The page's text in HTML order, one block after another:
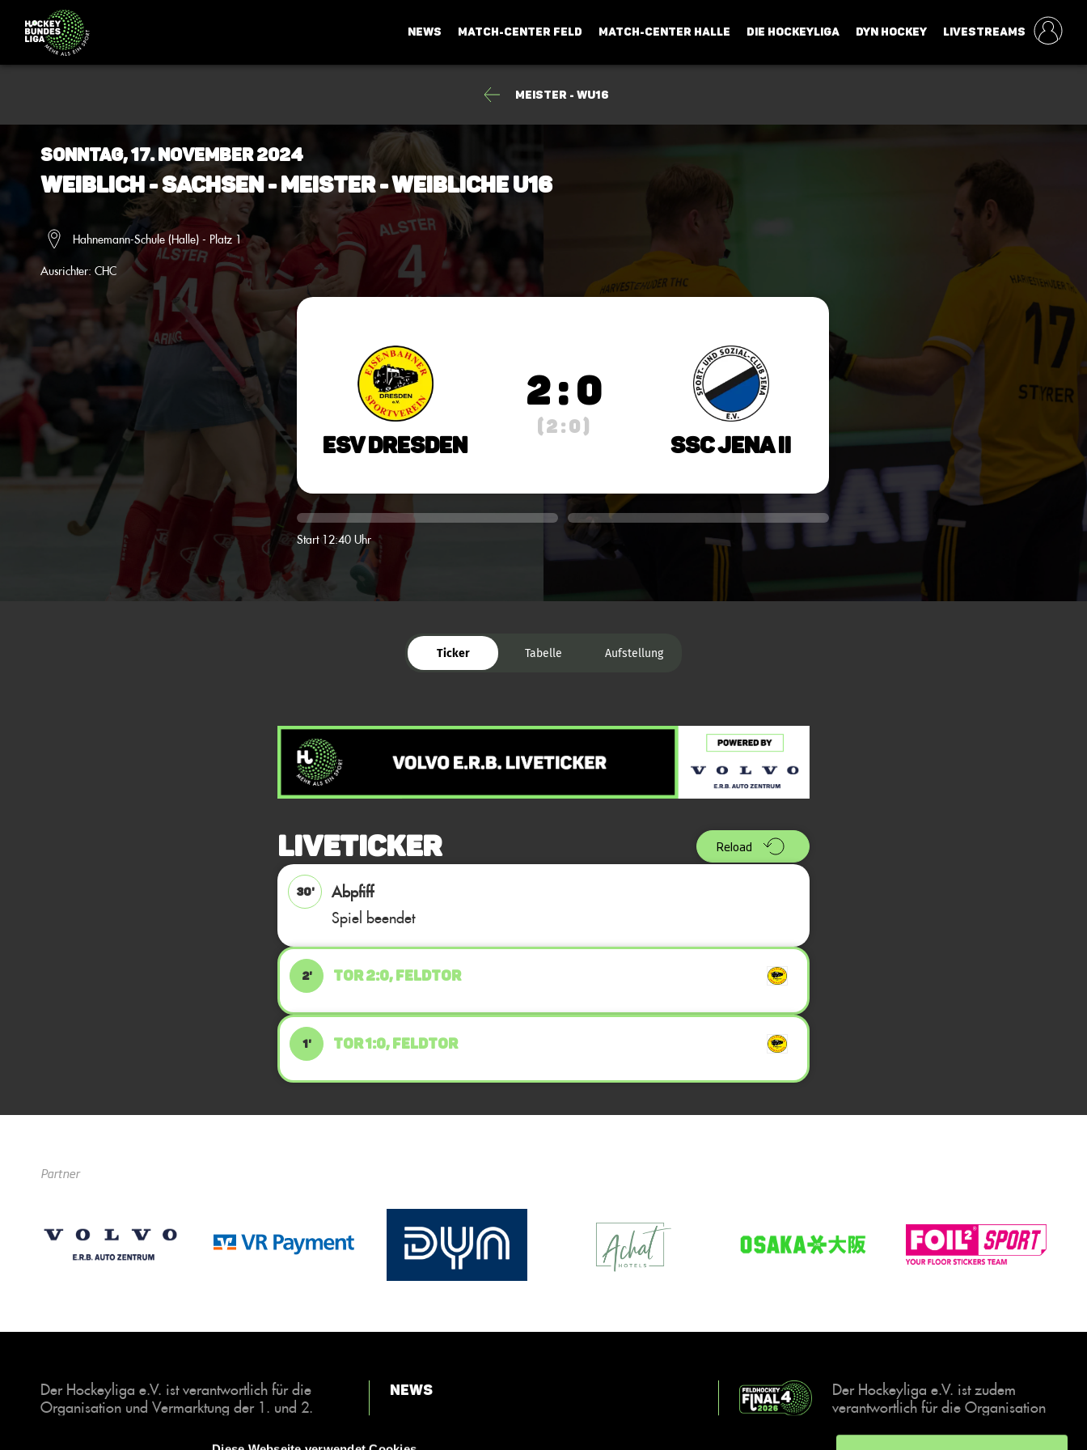
NEWS MATCH-CENTER FELD MATCH-CENTER HALLE DIE HOCKEYLIGA DYN HOCKEY LIVESTREAMS
Meister - wU16
Sonntag, 17. November 2024
Weiblich - Sachsen - Meister - weibliche U16
Hahnemann-Schule (Halle) - Platz 1
Ausrichter: CHC
ESV Dresden
2 : 0
( 2 : 0 )
SSC Jena II
Start 12:40 Uhr
Ticker Tabelle Aufstellung
Liveticker Reload
30'
Abpfiff
Spiel beendet
2' TOR 2:0, FELDTOR
1' TOR 1:0, FELDTOR
Partner
Der Hockeyliga e.V. ist verantwortlich für die
Organisation und Vermarktung der 1. und 2.
Halle. Insgesamt sind über 60 Vereine unter dem
News
Der Hockeyliga e.V. ist zudem
verantwortlich für die Organisation
Events, der deutschen Hockey-